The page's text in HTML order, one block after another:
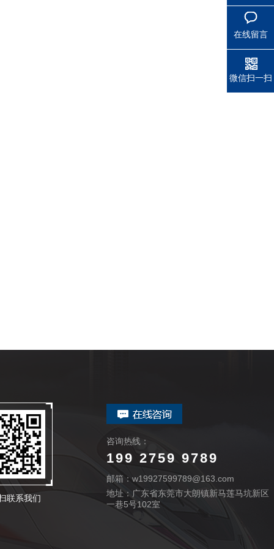
联系我们
咨询热线：
199 2759 9789
邮箱：w19927599789@163.com
地址：广东省东莞市大朗镇新马莲马坑新区
一巷5号102室
在线留言
微信扫一扫